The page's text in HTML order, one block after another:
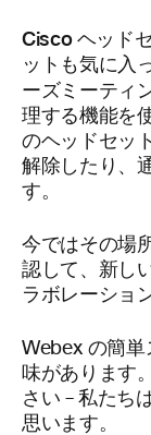
Cisco ヘッド
ットも気に入
ーズミーティ
理する機能を
のヘッドセッ
解除したり、
す。
今ではその場
認して、新し
ラボレーショ
Webex の簡単
味があります
さい – 私たち
思います。